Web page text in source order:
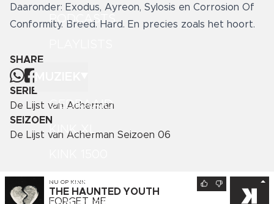
PODCASTS
GEDRAAID
KINK XL
HITLIJSTEN
Daaronder: Exodus, Ayreon, Sylosis en Corrosion Of
Conformity. Breed. Hard. En precies zoals het hoort.
SHARE
SERIE
De Lijst van Acherman
SEIZOEN
De Lijst van Acherman Seizoen 06
NU OP KINK
THE HAUNTED YOUTH
FORGET ME